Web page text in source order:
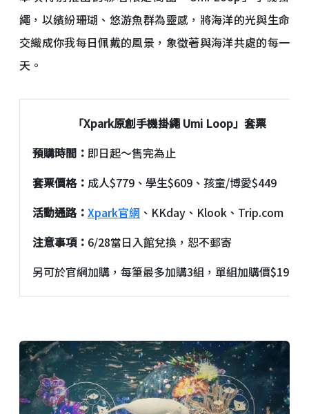
繩，以繽紛珊瑚、悠游魚群為靈感，將海洋的光與生命
交織成你我每日佩戴的風景，象徵著與海洋共處的每一
天。
「Xpark原創手機掛繩Umi Loop」套票
預購時間： 即日起～售完為止
套票價格： 成人$779、學生$609、孩童/博愛$449
活動通路： Xpark官網 、KKday、Klook、Trip.com
注意事項： 6/28當日入館兌換，恕不郵寄
另可於官網加購，每筆最多加購3組，單組加購價$199。